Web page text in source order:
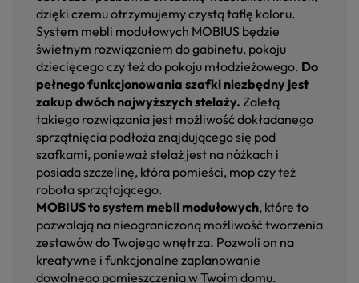
dzięki czemu otrzymujemy czystą taflę koloru.
System mebli modułowych MOBIUS będzie
świetnym rozwiązaniem do gabinetu, pokoju
dziecięcego czy też do pokoju młodzieżowego. Do
pełnego funkcjonowania szafki niezbędny jest
zakup dwóch najwyższych stelaży. Zaletą
takiego rozwiązania jest możliwość dokładanego
sprzątnięcia podłoża znajdującego się pod
szafkami, ponieważ stelaż jest na nóżkach i
posiada szczelinę, która pomieści, mop czy też
robota sprzątającego.
MOBIUS to system mebli modułowych, które to
pozwalają na nieograniczoną możliwość tworzenia
zestawów do Twojego wnętrza. Pozwoli on na
kreatywne i funkcjonalne zaplanowanie
dowolnego pomieszczenia w Twoim domu.